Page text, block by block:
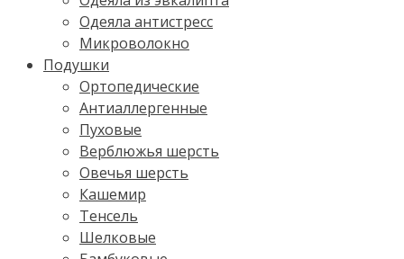
Одеяла антистресс
Микроволокно
Подушки
Ортопедические
Антиаллергенные
Пуховые
Верблюжья шерсть
Овечья шерсть
Кашемир
Тенсель
Шелковые